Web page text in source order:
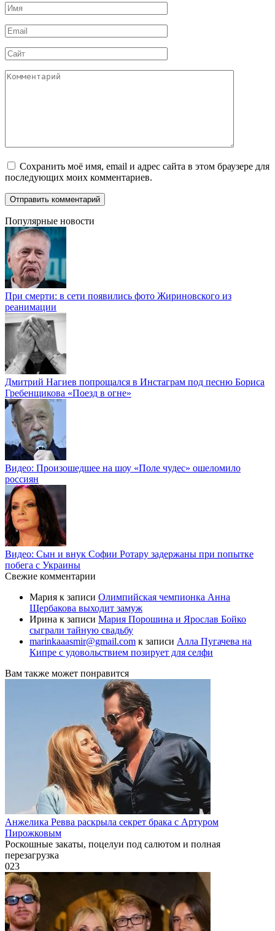
Имя
*
Email
*
Сайт
Комментарий
Сохранить моё имя, email и адрес сайта в этом браузере для
последующих моих комментариев.
Популярные новости
При смерти: в сети появились фото Жириновского из
реанимации
Дмитрий Нагиев попрощался в Инстаграм под песню Бориса
Гребенщикова «Поезд в огне»
Видео: Произошедшее на шоу «Поле чудес» ошеломило
россиян
Видео: Сын и внук Софии Ротару задержаны при попытке
побега с Украины
Свежие комментарии
Мария к записи Олимпийская чемпионка Анна
Щербакова выходит замуж
Ирина к записи Мария Порошина и Ярослав Бойко
сыграли тайную свадьбу
marinkaaasmir@gmail.com к записи Алла Пугачева на
Кипре с удовольствием позирует для селфи
Вам также может понравится
Анжелика Ревва раскрыла секрет брака с Артуром
Пирожковым
Роскошные закаты, поцелуи под салютом и полная
перезагрузка
023